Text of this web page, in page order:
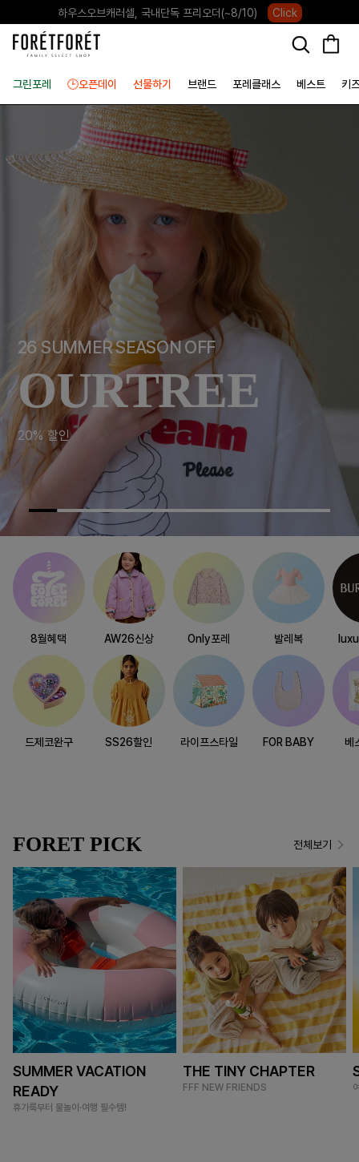
하우스오브캐러셀, 국내단독 프리오더(~8/10) Click
그린포레 🕒오픈데이 선물하기 브랜드 포레클래스 베스트 키
26 SUMMER SEASON OFF
OURTREE
20% 할인
8월혜택
드제코완구
AW26신상
SS26할인
Only포레
라이프스타일
발레복
FOR BABY 베
FORET PICK 전체보기
SUMMER VACATION
READY
휴가룩부터 물놀이·여행 필수템!
THE TINY CHAPTER
FFF NEW FRIENDS